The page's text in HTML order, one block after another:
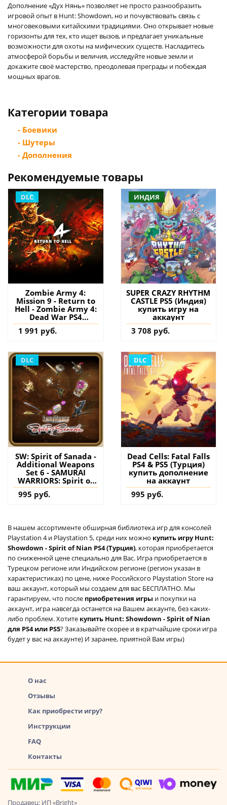
Дополнение «Дух Нянь» позволяет не просто разнообразить
игровой опыт в Hunt: Showdown, но и почувствовать связь с
многовековыми китайскими традициями. Оно открывает новые
горизонты для тех, кто ищет вызов, и предлагает уникальные
возможности для охоты на мифических существ. Насладитесь
атмосферой борьбы и величия, исследуйте новые земли и
докажите своё мастерство, преодолевая преграды и побеждая
мощных врагов.
Категории товара
- Боевики
- Шутеры
- Дополнения
Рекомендуемые товары
DLC
Zombie Army 4:
Mission 9 - Return to
Hell - Zombie Army 4:
Dead War PS4
(Турция) купить
дополнение на
1 991 руб.
ИНДИЯ
SUPER CRAZY RHYTHM
CASTLE PS5 (Индия)
купить игру на
аккаунт
3 708 руб.
DLC
SW: Spirit of Sanada -
Additional Weapons
Set 6 - SAMURAI
WARRIORS: Spirit of
Sanada PS4 (Турция)
купить дополнение
995 руб.
DLC
Dead Cells: Fatal Falls
PS4 & PS5 (Турция)
купить дополнение
на аккаунт
995 руб.
В нашем ассортименте обширная библиотека игр для консолей
Playstation 4 и Playstation 5, среди них можно купить игру Hunt:
Showdown - Spirit of Nian PS4 (Турция), которая приобретается
по сниженной цене специально для Вас. Игра приобретается в
Турецком регионе или Индийском регионе (регион указан в
характеристиках) по цене, ниже Российского Playstation Store на
ваш аккаунт, который мы создаем для вас БЕСПЛАТНО. Мы
гарантируем, что после приобретения игры и покупки на
аккаунт, игра навсегда останется на Вашем аккаунте, без каких-
либо проблем. Хотите купить Hunt: Showdown - Spirit of Nian
для PS4 или PS5? Заказывайте скорее и в кратчайшие сроки игра
будет у вас на аккаунте) И заранее, приятной Вам игры)
О нас
Отзывы
Как приобрести игру?
Инструкции
FAQ
Контакты
Продавец: ИП «Bright»